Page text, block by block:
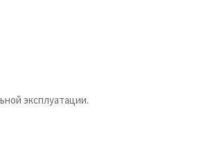
эксплуатации.